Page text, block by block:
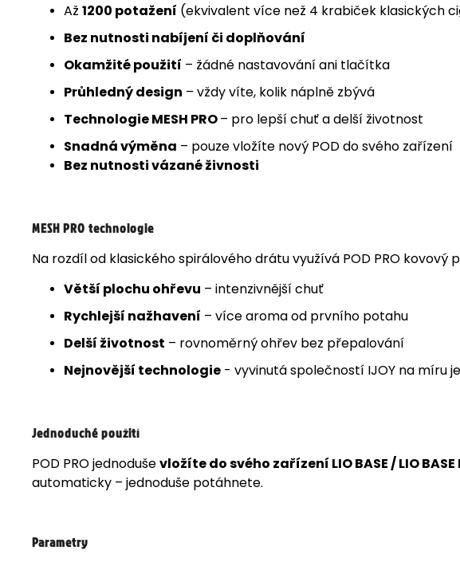
Až 1200 potažení (ekvivalent více než 4 krabiček klasických
Bez nutnosti nabíjení či doplňování
Okamžité použití – žádné nastavování ani tlačítka
Průhledný design – vždy víte, kolik náplně zbývá
Technologie MESH PRO– pro lepší chuť a delší životnost
Snadná výměna – pouze vložíte nový POD do svého zařízení
Bez nutnosti vázané živnosti
MESH PRO technologie
Na rozdíl od klasického spirálového drátu využívá POD PRO
Větší plochu ohřevu – intenzivnější chuť
Rychlejší nažhavení – více aroma od prvního potahu
Delší životnost – rovnoměrný ohřev bez přepalování
Nejnovější technologie - vyvinutá společností IJOY na míru
Jednoduché použití
POD PRO jednoduševložíte do svého zařízení LIO BASE / LIO BASE
automaticky – jednoduše potáhnete.
Parametry